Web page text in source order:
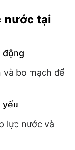
nước tại
động
và bo mạch để
yếu
lực nước và